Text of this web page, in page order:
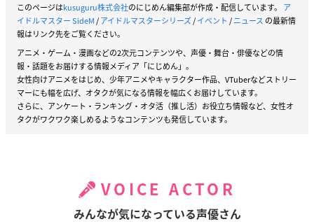
このページはkusuguru株式会社のにじめん編集部が作成・配信しています。 ア
イドルマスター SideM/アイドルマスターシリーズ/イベント /ニュース の最新情
報はリンク先をご覧ください。
アニメ・ゲーム・漫画などの2次元コンテンツや、声優・舞台・俳優などの情
報・話題をお届けする情報メディア「にじめん」。
女性向けアニメをはじめ、少年アニメやキャラクター作品、VTuberなどストリー
マーにも幅を広げ、オタクが気になる情報を幅広くお届けしています。
さらに、アンケート・ランキング・オタ活（推し活）お役立ち情報など、女性オ
タクがワクワク楽しめるようなコンテンツも発信しています。
VOICE ACTOR
みんなが気になっている声優さん